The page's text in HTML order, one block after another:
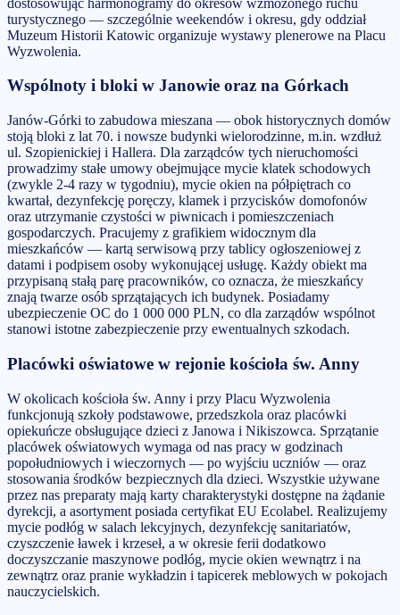
turystycznego — szczególnie weekendów i okresu, gdy oddział
Muzeum Historii Katowic organizuje wystawy plenerowe na Placu
Wyzwolenia.
Wspólnoty i bloki w Janowie oraz na Górkach
Janów-Górki to zabudowa mieszana — obok historycznych domów
stoją bloki z lat 70. i nowsze budynki wielorodzinne, m.in. wzdłuż
ul. Szopienickiej i Hallera. Dla zarządców tych nieruchomości
prowadzimy stałe umowy obejmujące mycie klatek schodowych
(zwykle 2-4 razy w tygodniu), mycie okien na półpiętrach co
kwartał, dezynfekcję poręczy, klamek i przycisków domofonów
oraz utrzymanie czystości w piwnicach i pomieszczeniach
gospodarczych. Pracujemy z grafikiem widocznym dla
mieszkańców — kartą serwisową przy tablicy ogłoszeniowej z
datami i podpisem osoby wykonującej usługę. Każdy obiekt ma
przypisaną stałą parę pracowników, co oznacza, że mieszkańcy
znają twarze osób sprzątających ich budynek. Posiadamy
ubezpieczenie OC do 1 000 000 PLN, co dla zarządów wspólnot
stanowi istotne zabezpieczenie przy ewentualnych szkodach.
Placówki oświatowe w rejonie kościoła św. Anny
W okolicach kościoła św. Anny i przy Placu Wyzwolenia
funkcjonują szkoły podstawowe, przedszkola oraz placówki
opiekuńcze obsługujące dzieci z Janowa i Nikiszowca. Sprzątanie
placówek oświatowych wymaga od nas pracy w godzinach
popołudniowych i wieczornych — po wyjściu uczniów — oraz
stosowania środków bezpiecznych dla dzieci. Wszystkie używane
przez nas preparaty mają karty charakterystyki dostępne na żądanie
dyrekcji, a asortyment posiada certyfikat EU Ecolabel. Realizujemy
mycie podłóg w salach lekcyjnych, dezynfekcję sanitariatów,
czyszczenie ławek i krzeseł, a w okresie ferii dodatkowo
doczyszczanie maszynowe podłóg, mycie okien wewnątrz i na
zewnątrz oraz pranie wykładzin i tapicerek meblowych w pokojach
nauczycielskich.